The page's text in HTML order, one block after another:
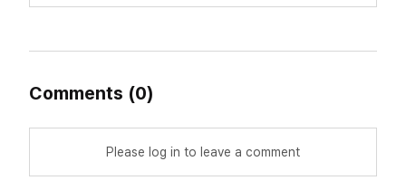
Comments (0)
Please log in to leave a comment